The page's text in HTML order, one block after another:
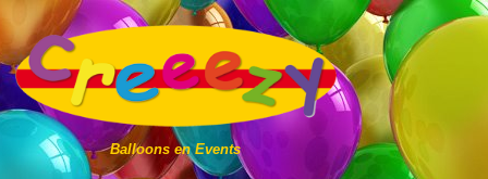
Balloons en Events